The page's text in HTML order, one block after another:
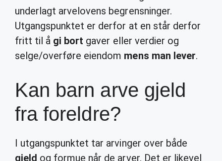
underlagt arvelovens begrensninger.
Utgangspunktet er derfor at en står derfor
fritt til å gi bort gaver eller verdier og
selge/overføre eiendom mens man lever.
Kan barn arve gjeld
fra foreldre?
I utgangspunktet tar arvinger over både
gjeld og formue når de arver. Det er likevel